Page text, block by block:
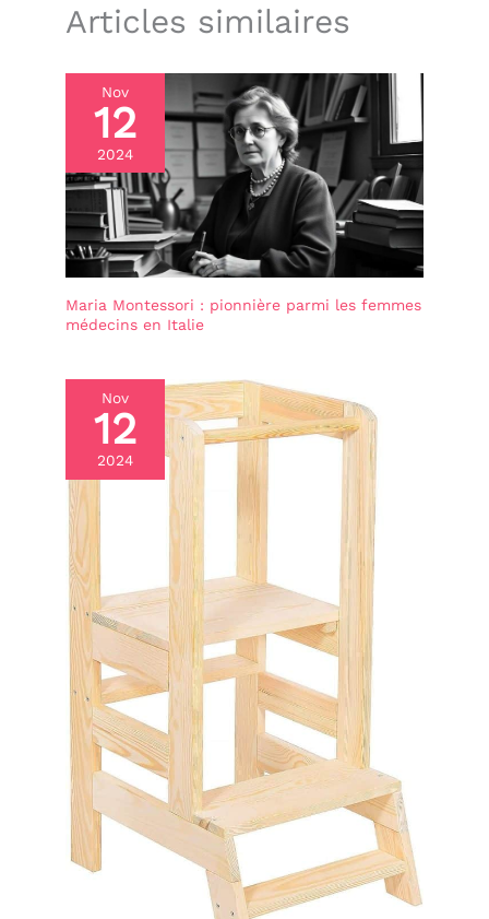
Articles similaires
Nov
12
2024
Maria Montessori : pionnière parmi les femmes
médecins en Italie
Nov
12
2024